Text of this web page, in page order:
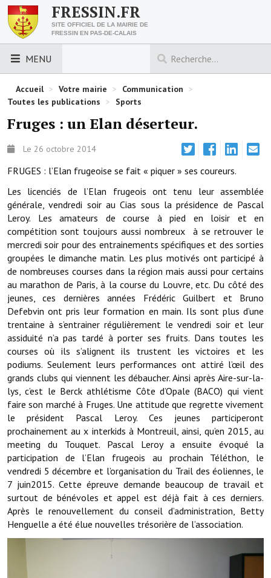
FRESSIN.FR
SITE OFFICIEL DE LA MAIRIE DE
FRESSIN EN PAS-DE-CALAIS
MENU
LES ESSENTIELS
Découvrez Fressin
Urbanisme
Nous contacter
Horaires de la mairie
Les foulées fressinoises
ACCÈS RAPIDE
Démarches administratives
Projets et travaux en cours
Fêtes et manifestations
Numéros d'urgence
Terrains et maisons à vendre
VOTRE MAIRIE
Elus et agents
L'équipe municipale
Le personnel municipal
Les moyens financiers
Accueil > Votre mairie > Communication >
Toutes les publications > Sports
Fruges : un Elan déserteur.
Le 26 octobre 2014
FRUGES : l’Elan frugeoise se fait « piquer » ses coureurs.
Les licenciés de l’Elan frugeois ont tenu leur assemblée
générale, vendredi soir au Cias sous la présidence de Pascal
Leroy. Les amateurs de course à pied en loisir et en
compétition sont toujours aussi nombreux à se retrouver le
mercredi soir pour des entrainements spécifiques et des sorties
groupées le dimanche matin. Les plus motivés ont participé à
de nombreuses courses dans la région mais aussi pour certains
au marathon de Paris, à la course du Louvre, etc. Du côté des
jeunes, ces dernières années Frédéric Guilbert et Bruno
Defebvin ont pris leur formation en main. Ils sont plus d’une
trentaine à s’entrainer régulièrement le vendredi soir et leur
assiduité n’a pas tardé à porter ses fruits. Dans toutes les
courses où ils s’alignent ils trustent les victoires et les
podiums. Seulement leurs performances ont attiré l’œil des
grands clubs qui viennent les débaucher. Ainsi après Aire-sur-la-
lys, c’est le Berck athlétisme Côte d’Opale (BACO) qui vient
faire son marché à Fruges. Une attitude que regrette vivement
le président Pascal Leroy. Ces jeunes participeront
prochainement au x interkids à Montreuil, ainsi, qu’en 2015, au
meeting du Touquet. Pascal Leroy a ensuite évoqué la
participation de l’Elan frugeois au prochain Téléthon, le
vendredi 5 décembre et l’organisation du Trail des éoliennes, le
7 juin2015. Cette épreuve demande beaucoup de travail et
surtout de bénévoles et appel est déjà fait à ces derniers.
Après le renouvellement du conseil d’administration, Betty
Henguelle a été élue nouvelles trésorière de l’association.